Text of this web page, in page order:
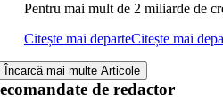
Pentru mai mult de 2 miliarde de
Citește mai departeCitește mai
Încarcă mai multe Articole
de redactor